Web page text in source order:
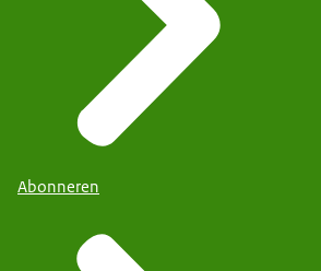
Abonneren